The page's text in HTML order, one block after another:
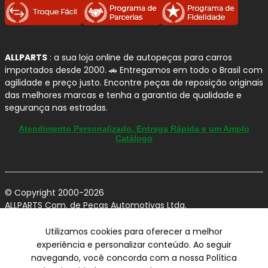
ALLPARTS : a sua loja online de autopeças para carros
importados desde 2000. 🚗 Entregamos em todo o Brasil com
agilidade e preço justo. Encontre peças de reposição originais
das melhores marcas e tenha a garantia de qualidade e
segurança nas estradas.
Atendimento Personalizado, Entrega Rápida e um Amplo
Catálogo
© Copyright 2000-2026
ALLPARTS Com. de Peças Automotivas Ltda.
Claudina - Vinhedo/SP - CEP 13284-480.
Preços, condições de pagamento e frete exclusivos para compras via
internet utilizando CPF, podendo variar na Loja Física e Televendas.
Utilizamos cookies para oferecer a melhor
experiência e personalizar conteúdo. Ao seguir
navegando, você concorda com a nossa Política